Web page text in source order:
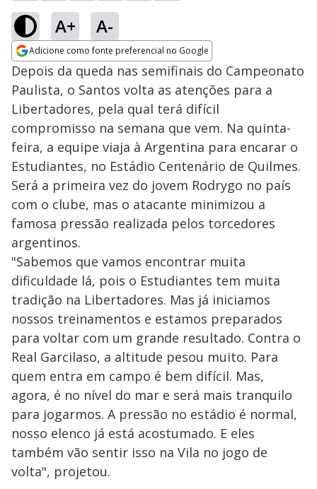
A+ A-
Adicione como fonte preferencial no Google
Opens in new window
Depois da queda nas semifinais do Campeonato
Paulista, o Santos volta as atenções para a
Libertadores, pela qual terá difícil
compromisso na semana que vem. Na quinta-
feira, a equipe viaja à Argentina para encarar o
Estudiantes, no Estádio Centenário de Quilmes.
Será a primeira vez do jovem Rodrygo no país
com o clube, mas o atacante minimizou a
famosa pressão realizada pelos torcedores
argentinos.
"Sabemos que vamos encontrar muita
dificuldade lá, pois o Estudiantes tem muita
tradição na Libertadores. Mas já iniciamos
nossos treinamentos e estamos preparados
para voltar com um grande resultado. Contra o
Real Garcilaso, a altitude pesou muito. Para
quem entra em campo é bem difícil. Mas,
agora, é no nível do mar e será mais tranquilo
para jogarmos. A pressão no estádio é normal,
nosso elenco já está acostumado. E eles
também vão sentir isso na Vila no jogo de
volta", projetou.